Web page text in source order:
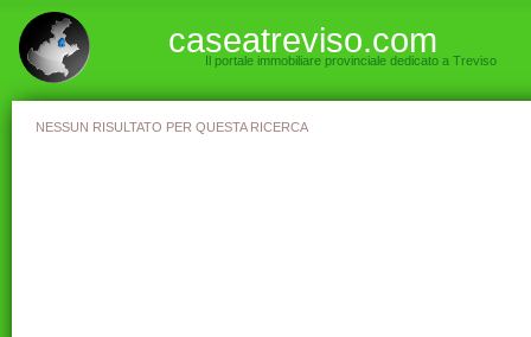
caseatreviso.com
Il portale immobiliare provinciale dedicato a Treviso
NESSUN RISULTATO PER QUESTA RICERCA